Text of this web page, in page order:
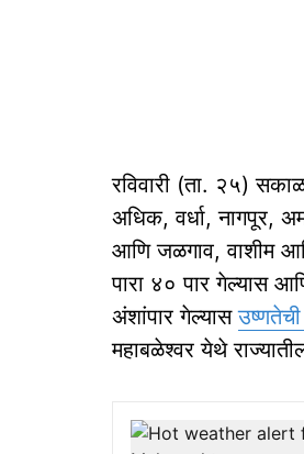
रविवारी (ता. २५)
अधिक, वर्धा, नागपूर,
आणि जळगाव, वाशीम
पारा ४० पार गेल्यास
अंशांपार गेल्यास
महाबळेश्वर येथे